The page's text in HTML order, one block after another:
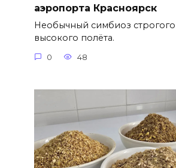
аэропорта Красноярск
Необычный симбиоз
высокого полёта.
0 48